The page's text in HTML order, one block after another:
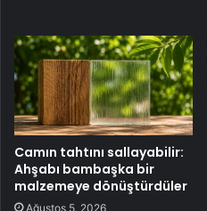
Camın tahtını sallayabilir:
Ahşabı bambaşka bir
malzemeye dönüştürdüler
Ağustos 5, 2026